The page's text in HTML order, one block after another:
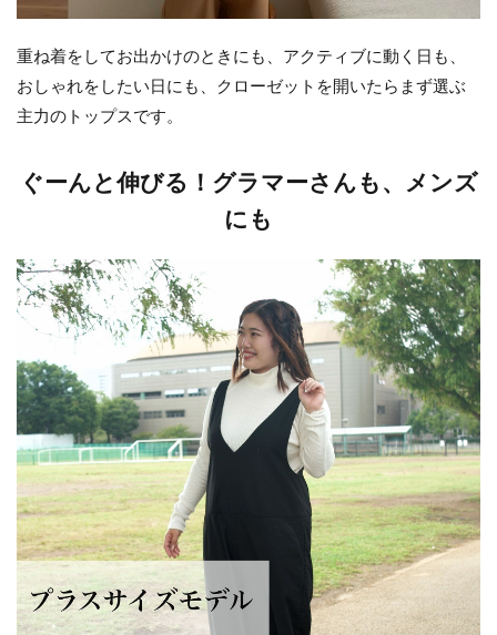
重ね着をしてお出かけのときにも、アクティブに動く日も、
おしゃれをしたい日にも、クローゼットを開いたらまず選ぶ
主力のトップスです。
ぐーんと伸びる！グラマーさんも、メンズ
にも